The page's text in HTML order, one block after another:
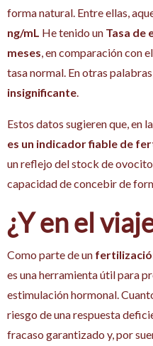
forma natural. Entre ellas,
ng/mL He tenido un Tasa de
meses , en comparación con
tasa normal. En otras palabras,
insignificante
Estos datos sugieren que, en
es un indicador fiable de
un reflejo del stock de
capacidad de concebir de
¿Y en el
Como parte de un
es una herramienta útil para
estimulación hormonal.
riesgo de una respuesta
fracaso garantizado y, por